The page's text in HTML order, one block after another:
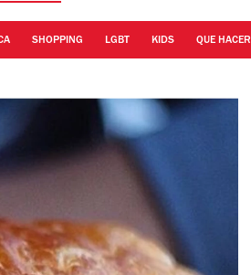
SHOPPING LGBT KIDS QUE HACER